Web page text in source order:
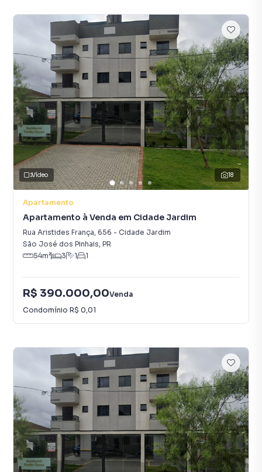
18
Vídeo
Apartamento
Apartamento à Venda em Cidade Jardim
Rua Aristides França, 656 - Cidade Jardim
São José dos Pinhais, PR
54m² 3 1 1
R$ 390.000,00Venda
Condomínio R$ 0,01